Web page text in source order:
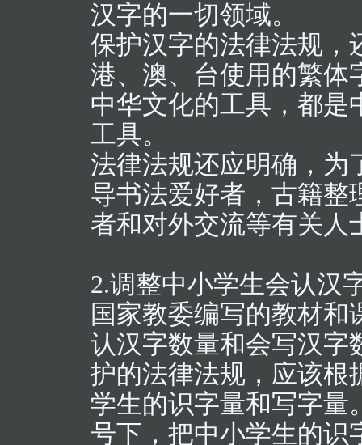
汉字的一切领域。
保护汉字的法律法规，
港、澳、台使用的繁体
中华文化的工具，都是
工具。
法律法规还应明确，为
导书法爱好者，古籍整
者和对外交流等有关人
2.调整中小学生会认汉
国家教委编写的教材
认汉字数量和会写汉字
护的法律法规，应该根
学生的识字量和写字量
号下，把中小学生的识